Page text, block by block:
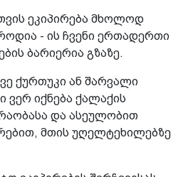
ეკიპირება მხოლოდ
- ის ჩვენი ერთადერთი
ბარიერია გზაზე.
ქურთუკი ან შარვალი
ვერ იქნება ქალაქის
და ასეულობით
მთის უღელტეხილებზე